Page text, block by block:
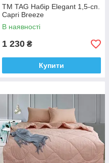
ТМ TAG Набір Elegant 1,5-сп.
Capri Breeze
В наявності
1 230 ₴
Купити